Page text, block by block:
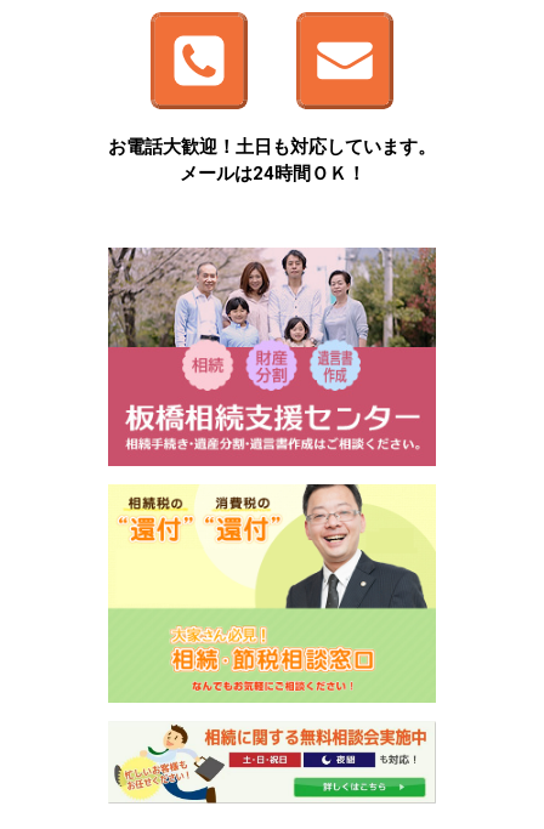
お電話大歓迎！土日も対応しています。
メールは24時間ＯＫ！